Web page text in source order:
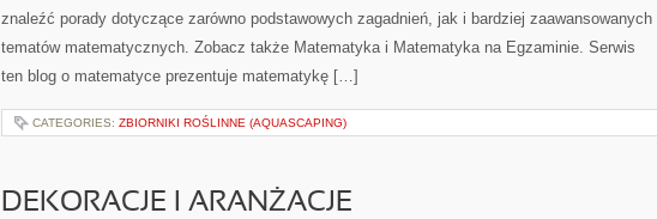
znaleźć porady dotyczące zarówno podstawowych zagadnień, jak i bardziej zaawansowanych
tematów matematycznych. Zobacz także Matematyka i Matematyka na Egzaminie. Serwis
ten blog o matematyce prezentuje matematykę […]
CATEGORIES: ZBIORNIKI ROŚLINNE (AQUASCAPING)
DEKORACJE I ARANŻACJE